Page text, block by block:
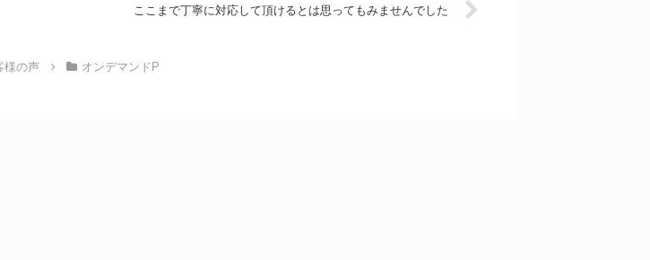
ここまで丁寧に対応して頂けるとは思ってもみませんでした
様の声 オンデマンドP